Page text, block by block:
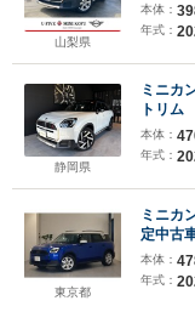
山梨県
本体：
年式：
静岡県
ミニカ
トリ
本体：
年式：
東京都
ミニカ
定中古
無制限
ト ハ
ロイ
本体：
年式：